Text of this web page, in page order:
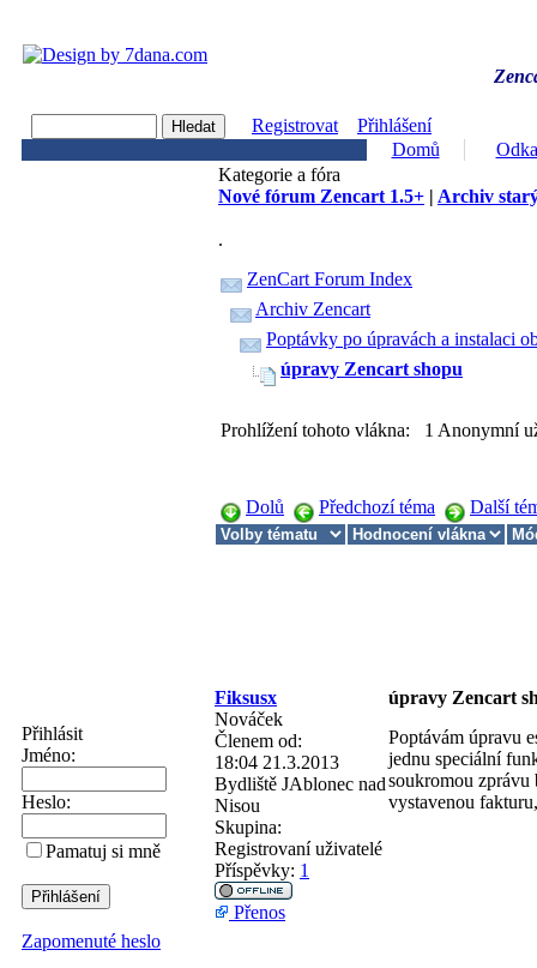
Registrovat
Přihlášení
Domů
Přihlásit
Jméno:
Heslo:
Pamatuj si mně
Zapomenuté heslo
Kategorie a fóra
Nové fórum Zencart 1.5+ | Archiv
.
ZenCart Forum Index
Archiv Zencart
Poptávky po úpravách a instalaci
úpravy Zencart shopu
Prohlížení tohoto vlákna: 1 Anonymní
Dolů Předchozí téma Další
Fiksusx
úpravy Zencart
Nováček
Členem od:
18:04 21.3.2013
Bydliště JAblonec nad
Nisou
Skupina:
Registrovaní uživatelé
Příspěvky: 1
Poptávám úpravu
jednu speciální
soukromou zprávu
vystavenou
Přenos